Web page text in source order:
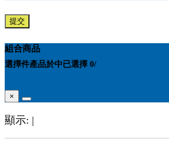
提交
組合商品
選擇件產品於中已選擇 0/
×
顯示: |